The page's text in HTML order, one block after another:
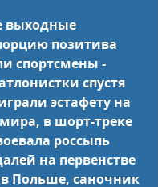
выходные
позитива
спортсмены -
спустя
эстафету на
в шорт-треке
россыпь
на первенстве
Польше, саночник